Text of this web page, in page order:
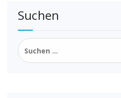
Suchen
Suchen
nach: